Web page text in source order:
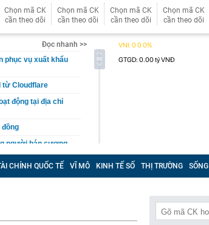
Chọn mã CK
cần theo dõi
Chọn mã CK
cần theo dõi
Chọn mã CK
cần theo dõi
Chọn mã CK
cần theo dõi
Đọc nhanh >>
phục vụ xuất khẩu
từ Cloudflare
động tại địa chỉ
người bán cương
nam trong 5
tỷ đồng
khoản ngân hàng
CHÍNH QUỐC TẾ VĨ MÔ KINH TẾ SỐ THỊ TRƯỜNG SỐNG